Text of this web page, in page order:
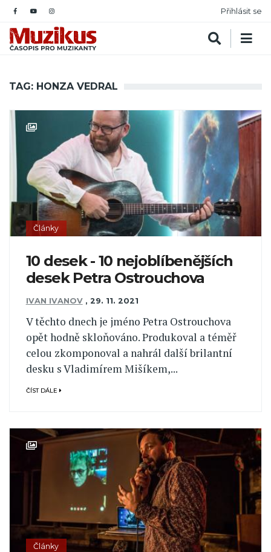
Přihlásit se
TAG: HONZA VEDRAL
Články
10 desek - 10 nejoblíbenějších
desek Petra Ostrouchova
IVAN IVANOV , 29. 11. 2021
V těchto dnech je jméno Petra Ostrouchova
opět hodně skloňováno. Produkoval a téměř
celou zkomponoval a nahrál další brilantní
desku s Vladimírem Mišíkem,...
ČÍST DÁLE
Články